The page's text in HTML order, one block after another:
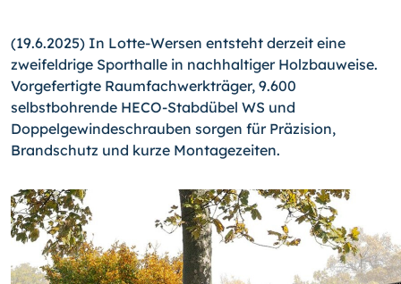
(19.6.2025) In Lotte-Wersen entsteht derzeit eine
zweifeldrige Sporthalle in nachhaltiger Holzbauweise.
Vorgefertigte Raumfachwerk­träger, 9.600
selbstbohrende HECO-Stabdübel WS und
Doppelgewindeschrauben sorgen für Präzision,
Brandschutz und kurze Montagezeiten.